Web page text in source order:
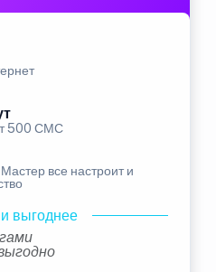
500 СМС
все настроит и
выгоднее